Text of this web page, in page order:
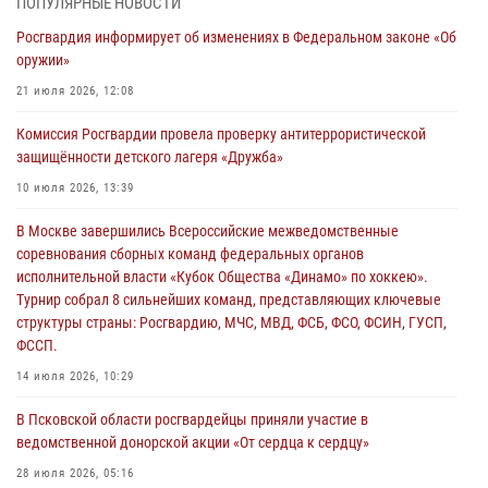
21 единицу оружия изъяли Псковские росгвардейцы за неделю
03 августа 2026, 14:10
безопасности во время празднования Дня ВДВ
02 августа 2026, 13:28
улицу Труда
31 июля 2026, 13:53
В Санкт-Петербурге прошел окружной этап ежегодного
Всероссийского конкурса профессионального мастерства среди
сотрудников вневедомственной охраны Росгвардии, Псковские
Росгвардейцы одержали победу
Росгвардия информирует об изменениях в Федеральном законе «Об
оружии»
21 июля 2026, 12:08
Комиссия Росгвардии провела проверку антитеррористической
защищённости детского лагеря «Дружба»
10 июля 2026, 13:39
В Москве завершились Всероссийские межведомственные
соревнования сборных команд федеральных органов
исполнительной власти «Кубок Общества «Динамо» по хоккею».
Турнир собрал 8 сильнейших команд, представляющих ключевые
структуры страны: Росгвардию, МЧС, МВД, ФСБ, ФСО, ФСИН, ГУСП,
ФССП.
14 июля 2026, 10:29
В Псковской области росгвардейцы приняли участие в
ведомственной донорской акции «От сердца к сердцу»
28 июля 2026, 05:16